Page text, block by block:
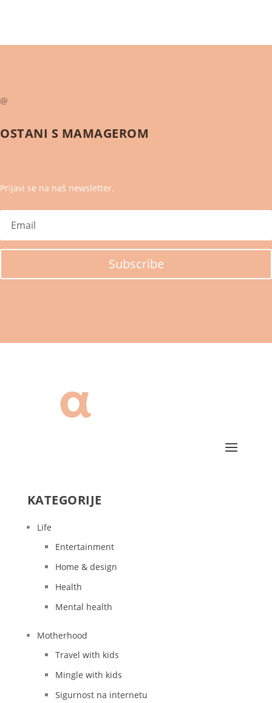
@
OSTANI S MAMAGEROM
Prijavi se na naš newsletter.
Subscribe
KATEGORIJE
Life
Entertainment
Home & design
Health
Mental health
Motherhood
Travel with kids
Mingle with kids
Sigurnost na internetu